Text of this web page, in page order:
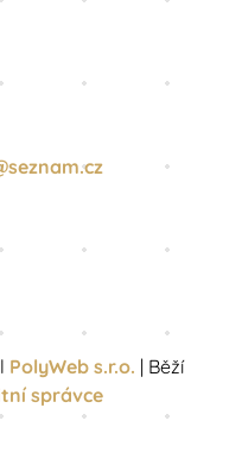
seznam.cz
PolyWeb s.r.o. | Běží
správce